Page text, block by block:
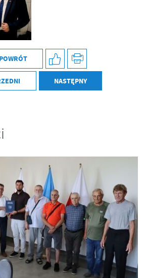
POWRÓT
NASTĘPNY